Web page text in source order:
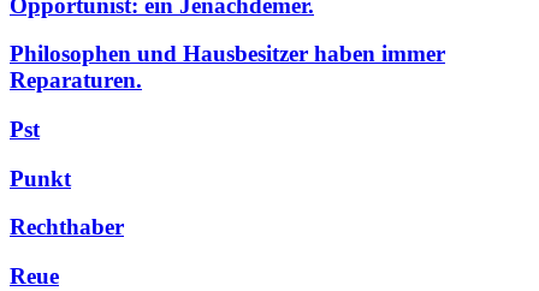
Philosophen und Hausbesitzer haben immer
Reparaturen.
Pst
Punkt
Rechthaber
Reue